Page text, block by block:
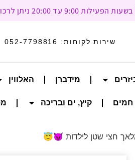
במקום , מרחוב ז’בוטינסקי 93, רמת גן
שירות לקוחות: 052-7798816
מידברן האלווין
חמים קיץ, ים ובריכה
חצי שטן לילדות 😈😇